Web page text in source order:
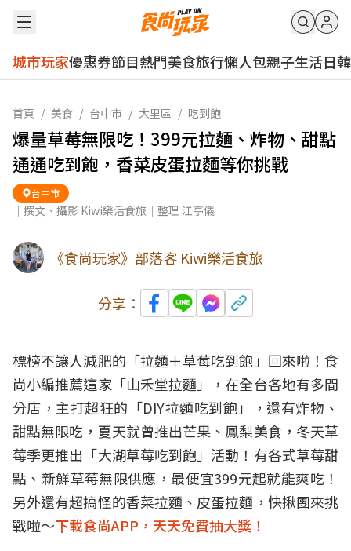
城市玩家優惠券節目熱門美食旅行懶人包親子生活日韓
首頁 / 美食 / 台中市 / 大里區 / 吃到飽
爆量草莓無限吃！399元拉麵、炸物、甜點
通通吃到飽，香菜皮蛋拉麵等你挑戰
台中市
｜撰文、攝影 Kiwi樂活食旅｜整理 江亭儀
《食尚玩家》部落客 Kiwi樂活食旅
分享：
標榜不讓人減肥的「拉麵＋草莓吃到飽」回來啦！食
尚小編推薦這家「山禾堂拉麵」，在全台各地有多間
分店，主打超狂的「DIY拉麵吃到飽」，還有炸物、
甜點無限吃，夏天就曾推出芒果、鳳梨美食，冬天草
莓季更推出「大湖草莓吃到飽」活動！有各式草莓甜
點、新鮮草莓無限供應，最便宜399元起就能爽吃！
另外還有超搞怪的香菜拉麵、皮蛋拉麵，快揪團來挑
戰啦～下載食尚APP，天天免費抽大獎！